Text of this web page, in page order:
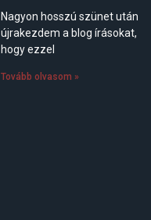
Nagyon hosszú szünet után
újrakezdem a blog írásokat,
hogy ezzel
Tovább olvasom »